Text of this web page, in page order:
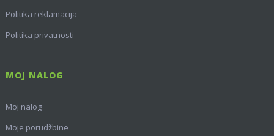
Politika reklamacija
Politika privatnosti
MOJ NALOG
Moj nalog
Moje porudžbine